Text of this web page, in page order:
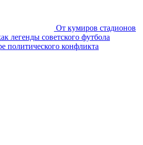
От кумиров стадионов
легенды советского футбола
политического конфликта